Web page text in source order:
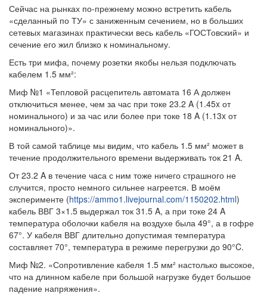
Сейчас на рынках по-прежнему можно встретить кабель
«сделанный по ТУ» с заниженным сечением, но в больших
сетевых магазинах практически весь кабель «ГОСТовский» и
сечение его жил близко к номинальному.
Есть три мифа, почему розетки якобы нельзя подключать
кабелем 1.5 мм²:
Миф №1 «Тепловой расцепитель автомата 16 А должен
отключиться менее, чем за час при токе 23.2 A (1.45x от
номинального) и за час или более при токе 18 A (1.13x от
номинального)».
В той самой таблице мы видим, что кабель 1.5 мм² может в
течение продолжительного времени выдерживать ток 21 A.
От 23.2 A в течение часа с ним тоже ничего страшного не
случится, просто немного сильнее нагреется. В моём
эксперименте (https://ammo1.livejournal.com/1150202.html)
кабель ВВГ 3×1.5 выдержал ток 31.5 A, а при токе 24 A
температура оболочки кабеля на воздухе была 49°, а в гофре
67°. У кабеля ВВГ длительно допустимая температура
составляет 70°, температура в режиме перегрузки до 90°C.
Миф №2. «Сопротивление кабеля 1.5 мм² настолько высокое,
что на длинном кабеле при большой нагрузке будет большое
падение напряжения».